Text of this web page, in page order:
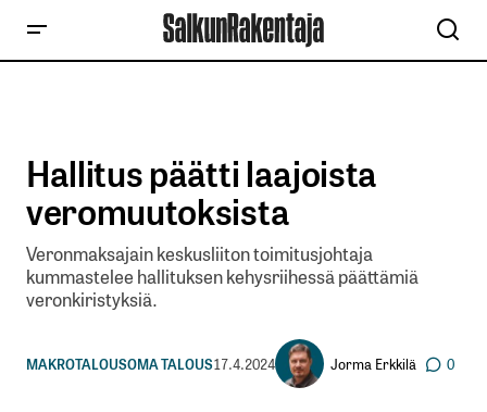
Hallitus päätti laajoista
veromuutoksista
Veronmaksajain keskusliiton toimitusjohtaja
kummastelee hallituksen kehysriihessä päättämiä
veronkiristyksiä.
MAKROTALOUSOMA TALOUS17.4.2024 Jorma Erkkilä 0